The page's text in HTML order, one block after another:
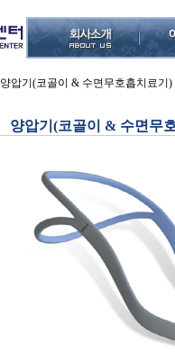
양압기(코골이 & 수면무호흡치료기
양압기(코골이 & 수면무